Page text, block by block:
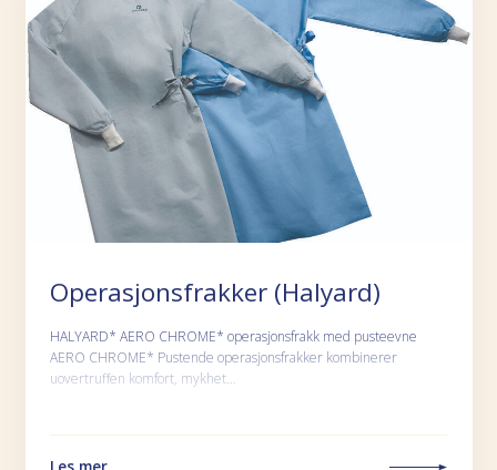
Operasjonsfrakker (Halyard)
HALYARD* AERO CHROME* operasjonsfrakk med pusteevne
AERO CHROME* Pustende operasjonsfrakker kombinerer
uovertruffen komfort, mykhet…